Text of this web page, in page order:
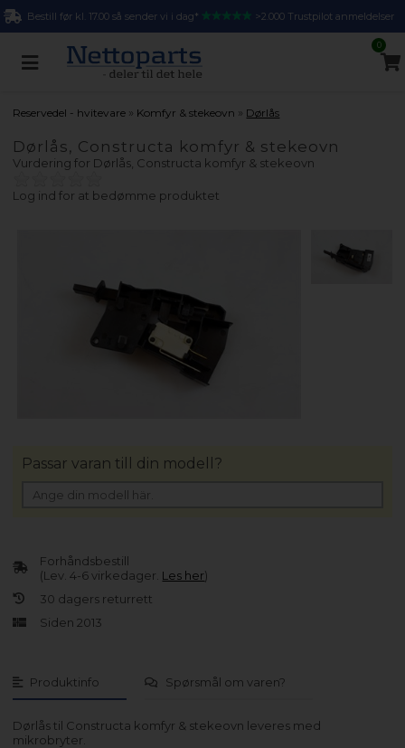
Bestill før kl. 17.00 så sender vi i dag* >2.000 Trustpilot anmeldelser
0
Reservedel - hvitevare » Komfyr & stekeovn » Dørlås
Dørlås, Constructa komfyr & stekeovn
Vurdering for Dørlås, Constructa komfyr & stekeovn
Log ind for at bedømme produktet
Produktinfo Spørsmål om varen?
Dørlås til Constructa komfyr & stekeovn leveres med
mikrobryter.
Forhåndsbestill
(Lev. 4-6 virkedager. Les her)
30 dagers returrett
Siden 2013
Passar varan till din modell?